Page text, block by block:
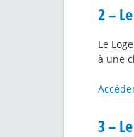
2 –
Le
à une
3 –